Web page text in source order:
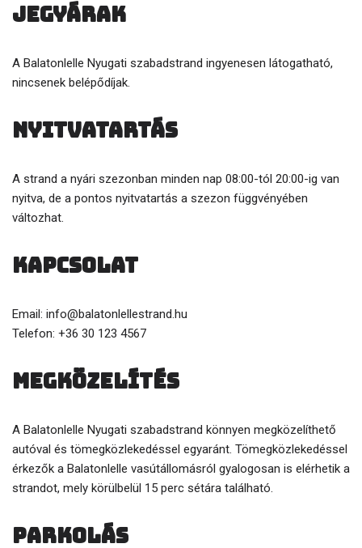
Jegyárak
A Balatonlelle Nyugati szabadstrand ingyenesen látogatható,
nincsenek belépődíjak.
Nyitvatartás
A strand a nyári szezonban minden nap 08:00-tól 20:00-ig van
nyitva, de a pontos nyitvatartás a szezon függvényében
változhat.
Kapcsolat
Email: info@balatonlellestrand.hu
Telefon: +36 30 123 4567
Megközelítés
A Balatonlelle Nyugati szabadstrand könnyen megközelíthető
autóval és tömegközlekedéssel egyaránt. Tömegközlekedéssel
érkezők a Balatonlelle vasútállomásról gyalogosan is elérhetik a
strandot, mely körülbelül 15 perc sétára található.
Parkolás